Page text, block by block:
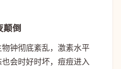
颠倒
钟彻底紊乱，激素水平
会时好时坏，痘痘进入